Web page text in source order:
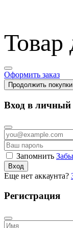
Товар
Оформить заказ
Продолжить покупки
Вход в личный
Запомнить
Вход
Еще нет аккаунта?
Регистрация